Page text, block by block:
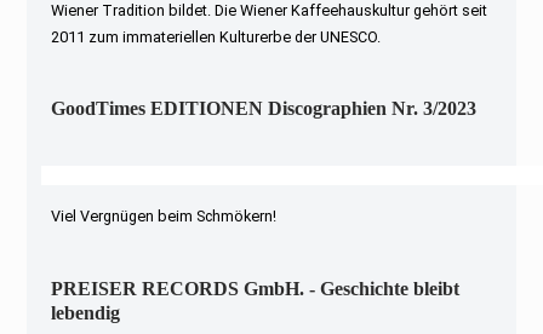
Wiener Tradition bildet. Die Wiener Kaffeehauskultur gehört seit
2011 zum immateriellen Kulturerbe der UNESCO.
GoodTimes EDITIONEN Discographien Nr. 3/2023
Viel Vergnügen beim Schmökern!
PREISER RECORDS GmbH. - Geschichte bleibt
lebendig